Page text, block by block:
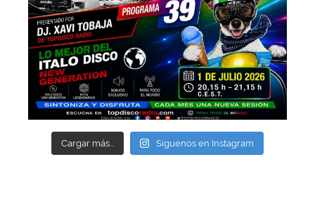
Cargar más... Síguenos en Instagram